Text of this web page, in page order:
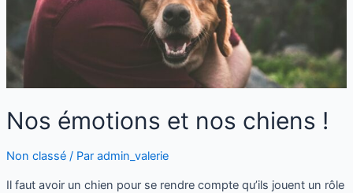
Nos émotions et nos chiens !
Non classé/ Par admin_valerie
Il faut avoir un chien pour se rendre compte qu’ils jouent un rôle